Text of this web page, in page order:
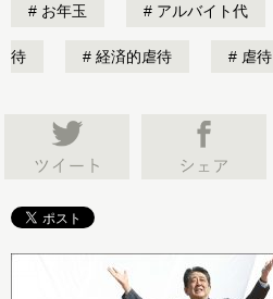
お年玉 アルバイト代
待 経済的虐待 虐待